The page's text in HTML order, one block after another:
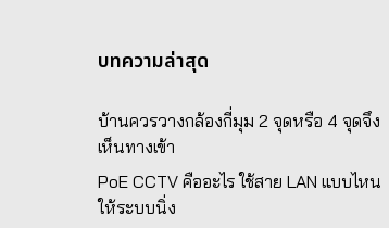
บทความล่าสุด
บ้านควรวางกล้องกี่มุม 2 จุดหรือ 4 จุดจึง
เห็นทางเข้า
PoE CCTV คืออะไร ใช้สาย LAN แบบไหน
ให้ระบบนิ่ง